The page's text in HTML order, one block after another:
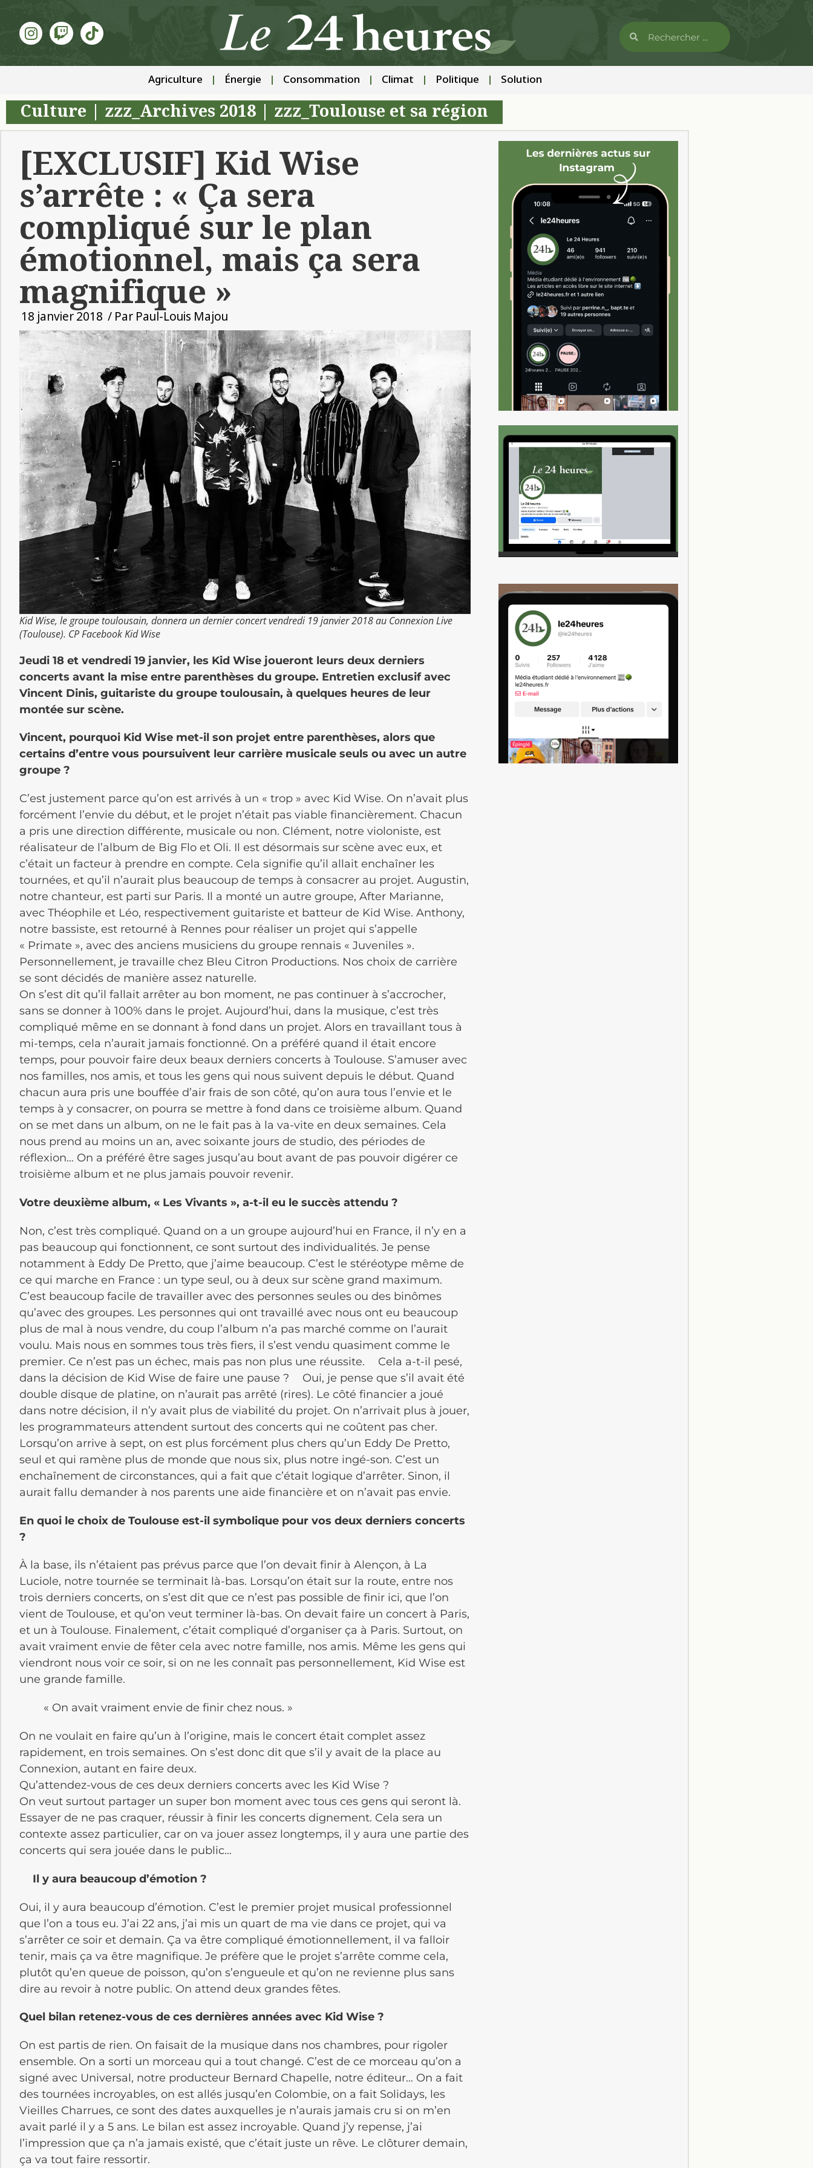
Agriculture Énergie Consommation Climat Politique Solution
Culture zzz_Archives 2018 zzz_Toulouse et sa région
[EXCLUSIF] Kid Wise
s’arrête : « Ça sera
compliqué sur le plan
émotionnel, mais ça sera
magnifique »
18 janvier 2018 / Par Paul-Louis Majou
Kid Wise, le groupe toulousain, donnera un dernier concert vendredi 19 janvier 2018 au Connexion Live
(Toulouse). CP Facebook Kid Wise
Jeudi 18 et vendredi 19 janvier, les Kid Wise joueront leurs deux derniers
concerts avant la mise entre parenthèses du groupe. Entretien exclusif avec
Vincent Dinis, guitariste du groupe toulousain, à quelques heures de leur
montée sur scène.
Vincent, pourquoi Kid Wise met-il son projet entre parenthèses, alors que
certains d’entre vous poursuivent leur carrière musicale seuls ou avec un autre
groupe ?
C’est justement parce qu’on est arrivés à un « trop » avec Kid Wise. On n’avait plus
forcément l’envie du début, et le projet n’était pas viable financièrement. Chacun
a pris une direction différente, musicale ou non. Clément, notre violoniste, est
réalisateur de l’album de Big Flo et Oli. Il est désormais sur scène avec eux, et
c’était un facteur à prendre en compte. Cela signifie qu’il allait enchaîner les
tournées, et qu’il n’aurait plus beaucoup de temps à consacrer au projet. Augustin,
notre chanteur, est parti sur Paris. Il a monté un autre groupe, After Marianne,
avec Théophile et Léo, respectivement guitariste et batteur de Kid Wise. Anthony,
notre bassiste, est retourné à Rennes pour réaliser un projet qui s’appelle
« Primate », avec des anciens musiciens du groupe rennais « Juveniles ».
Personnellement, je travaille chez Bleu Citron Productions. Nos choix de carrière
se sont décidés de manière assez naturelle.
On s’est dit qu’il fallait arrêter au bon moment, ne pas continuer à s’accrocher,
sans se donner à 100% dans le projet. Aujourd’hui, dans la musique, c’est très
compliqué même en se donnant à fond dans un projet. Alors en travaillant tous à
mi-temps, cela n’aurait jamais fonctionné. On a préféré quand il était encore
temps, pour pouvoir faire deux beaux derniers concerts à Toulouse. S’amuser avec
nos familles, nos amis, et tous les gens qui nous suivent depuis le début. Quand
chacun aura pris une bouffée d’air frais de son côté, qu’on aura tous l’envie et le
temps à y consacrer, on pourra se mettre à fond dans ce troisième album. Quand
on se met dans un album, on ne le fait pas à la va-vite en deux semaines. Cela
nous prend au moins un an, avec soixante jours de studio, des périodes de
réflexion… On a préféré être sages jusqu’au bout avant de pas pouvoir digérer ce
troisième album et ne plus jamais pouvoir revenir.
Votre deuxième album, « Les Vivants », a-t-il eu le succès attendu ?
Non, c’est très compliqué. Quand on a un groupe aujourd’hui en France, il n’y en a
pas beaucoup qui fonctionnent, ce sont surtout des individualités. Je pense
notamment à Eddy De Pretto, que j’aime beaucoup. C’est le stéréotype même de
ce qui marche en France : un type seul, ou à deux sur scène grand maximum.
C’est beaucoup facile de travailler avec des personnes seules ou des binômes
qu’avec des groupes. Les personnes qui ont travaillé avec nous ont eu beaucoup
plus de mal à nous vendre, du coup l’album n’a pas marché comme on l’aurait
voulu. Mais nous en sommes tous très fiers, il s’est vendu quasiment comme le
premier. Ce n’est pas un échec, mais pas non plus une réussite. Cela a-t-il pesé,
dans la décision de Kid Wise de faire une pause ? Oui, je pense que s’il avait été
double disque de platine, on n’aurait pas arrêté (rires). Le côté financier a joué
dans notre décision, il n’y avait plus de viabilité du projet. On n’arrivait plus à jouer,
les programmateurs attendent surtout des concerts qui ne coûtent pas cher.
Lorsqu’on arrive à sept, on est plus forcément plus chers qu’un Eddy De Pretto,
seul et qui ramène plus de monde que nous six, plus notre ingé-son. C’est un
enchaînement de circonstances, qui a fait que c’était logique d’arrêter. Sinon, il
aurait fallu demander à nos parents une aide financière et on n’avait pas envie.
En quoi le choix de Toulouse est-il symbolique pour vos deux derniers concerts
?
À la base, ils n’étaient pas prévus parce que l’on devait finir à Alençon, à La
Luciole, notre tournée se terminait là-bas. Lorsqu’on était sur la route, entre nos
trois derniers concerts, on s’est dit que ce n’est pas possible de finir ici, que l’on
vient de Toulouse, et qu’on veut terminer là-bas. On devait faire un concert à Paris,
et un à Toulouse. Finalement, c’était compliqué d’organiser ça à Paris. Surtout, on
avait vraiment envie de fêter cela avec notre famille, nos amis. Même les gens qui
viendront nous voir ce soir, si on ne les connaît pas personnellement, Kid Wise est
une grande famille.
« On avait vraiment envie de finir chez nous. »
On ne voulait en faire qu’un à l’origine, mais le concert était complet assez
rapidement, en trois semaines. On s’est donc dit que s’il y avait de la place au
Connexion, autant en faire deux.
Qu’attendez-vous de ces deux derniers concerts avec les Kid Wise ?
On veut surtout partager un super bon moment avec tous ces gens qui seront là.
Essayer de ne pas craquer, réussir à finir les concerts dignement. Cela sera un
contexte assez particulier, car on va jouer assez longtemps, il y aura une partie des
concerts qui sera jouée dans le public…
Il y aura beaucoup d’émotion ?
Oui, il y aura beaucoup d’émotion. C’est le premier projet musical professionnel
que l’on a tous eu. J’ai 22 ans, j’ai mis un quart de ma vie dans ce projet, qui va
s’arrêter ce soir et demain. Ça va être compliqué émotionnellement, il va falloir
tenir, mais ça va être magnifique. Je préfère que le projet s’arrête comme cela,
plutôt qu’en queue de poisson, qu’on s’engueule et qu’on ne revienne plus sans
dire au revoir à notre public. On attend deux grandes fêtes.
Quel bilan retenez-vous de ces dernières années avec Kid Wise ?
On est partis de rien. On faisait de la musique dans nos chambres, pour rigoler
ensemble. On a sorti un morceau qui a tout changé. C’est de ce morceau qu’on a
signé avec Universal, notre producteur Bernard Chapelle, notre éditeur… On a fait
des tournées incroyables, on est allés jusqu’en Colombie, on a fait Solidays, les
Vieilles Charrues, ce sont des dates auxquelles je n’aurais jamais cru si on m’en
avait parlé il y a 5 ans. Le bilan est assez incroyable. Quand j’y repense, j’ai
l’impression que ça n’a jamais existé, que c’était juste un rêve. Le clôturer demain,
ça va tout faire ressortir.